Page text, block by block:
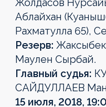
Жолдасов
Аблайхан
Рахматулла 65),
Резерв:
Маулен Сырбай.
Главный судья:
САЙДУЛЛАЕВ
15 июля, 2018,